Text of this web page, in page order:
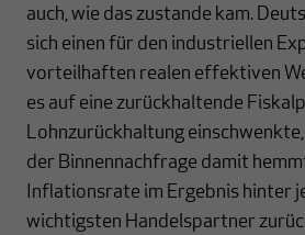
auch, wie das zustande kam.
sich einen für den industriellen
vorteilhaften realen effektiven
es auf eine zurückhaltende
Lohnzurückhaltung
der Binnennachfrage damit
Inflationsrate im Ergebnis hinter
wichtigsten Handelspartner